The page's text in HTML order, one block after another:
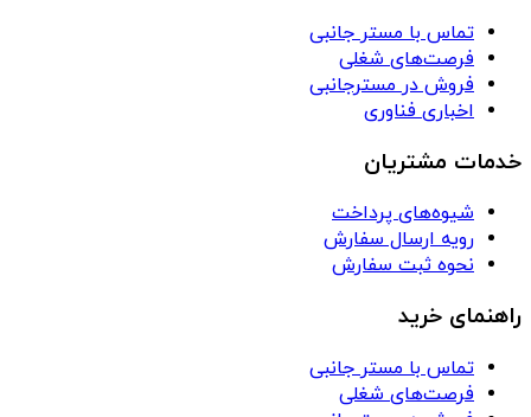
تماس با مستر جانبی
فرصت‌های شغلی
فروش در مسترجانبی
اخباری فناوری
خدمات مشتریان
شیوه‌های پرداخت
رویه ارسال سفارش
نحوه ثبت سفارش
راهنمای خرید
تماس با مستر جانبی
فرصت‌های شغلی